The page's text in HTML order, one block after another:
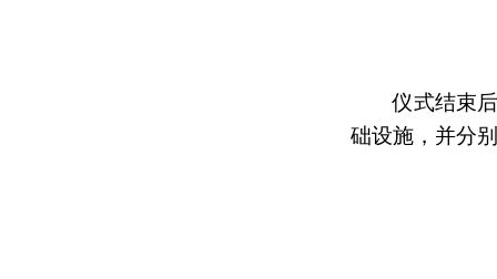
仪式结束
础设施，并分